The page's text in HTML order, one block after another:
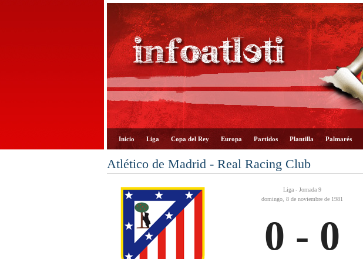
Inicio Liga Copa del Rey Europa Partidos Plantilla Palmarés
Atlético de Madrid - Real Racing Club
Liga - Jornada 9
domingo, 8 de noviembre de 1981
0 - 0